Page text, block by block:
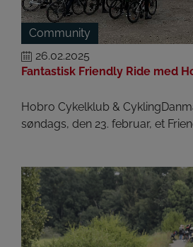
Community
26.02.2025
Fantastisk Friendly Ride med
Hobro Cykelklub &
søndags, den 23. februar, et